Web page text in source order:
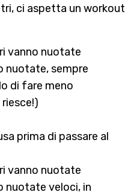
ci aspetta un workout
vanno nuotate
nuotate, sempre
di fare meno
prima di passare al
vanno nuotate
nuotate veloci, in